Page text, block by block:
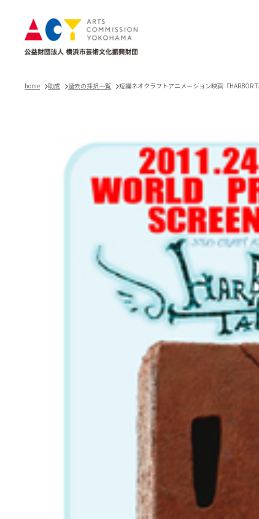
home 助成 過去の採択一覧 短編ネオクラフトアニメーション映画『HARBOR